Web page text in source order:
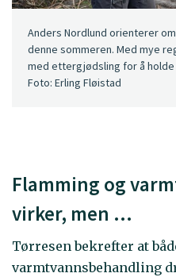
Anders Nordlund orienterer
denne sommeren. Med mye
med ettergjødsling for å
Foto: Erling Fløistad
Flamming og
virker, men …
Tørresen bekrefter at
varmtvannsbehandling